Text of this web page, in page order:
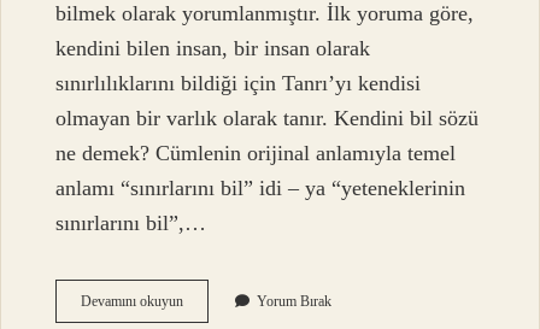
bilmek olarak yorumlanmıştır. İlk yoruma göre,
kendini bilen insan, bir insan olarak
sınırlılıklarını bildiği için Tanrı’yı ​​kendisi
olmayan bir varlık olarak tanır. Kendini bil sözü
ne demek? Cümlenin orijinal anlamıyla temel
anlamı “sınırlarını bil” idi – ya “yeteneklerinin
sınırlarını bil”,…
Devamını okuyunInsanın
Kendini
Yorum Bırak